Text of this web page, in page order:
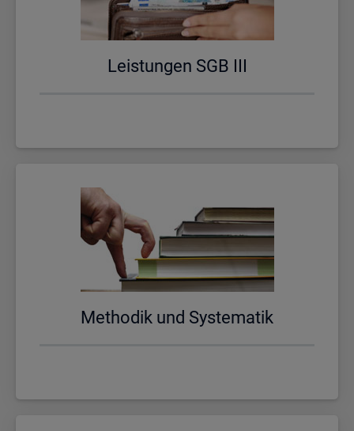
Leis­tun­gen SGB III
Me­tho­dik und Sys­te­ma­tik